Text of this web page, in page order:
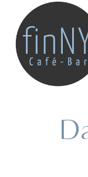
Inhalt
springen